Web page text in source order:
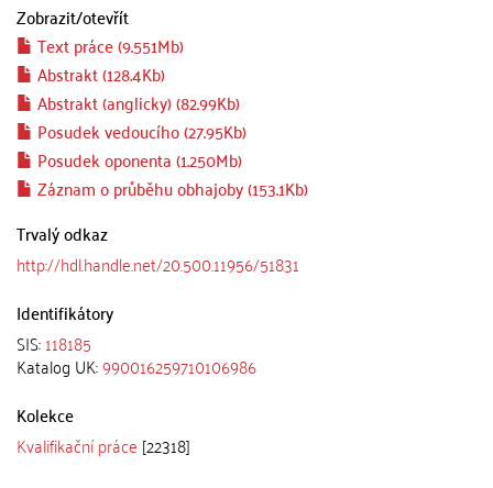
Zobrazit/otevřít
Text práce (9.551Mb)
Abstrakt (128.4Kb)
Abstrakt (anglicky) (82.99Kb)
Posudek vedoucího (27.95Kb)
Posudek oponenta (1.250Mb)
Záznam o průběhu obhajoby (153.1Kb)
Trvalý odkaz
http://hdl.handle.net/20.500.11956/51831
Identifikátory
SIS:118185
Katalog UK:990016259710106986
Kolekce
Kvalifikační práce [22318]